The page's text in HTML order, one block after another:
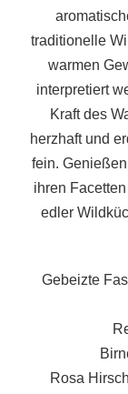
traditionelle
warmen
interpretiert
Kraft des
herzhaft und
fein.
ihren
edler
Gebeizte
Rosa